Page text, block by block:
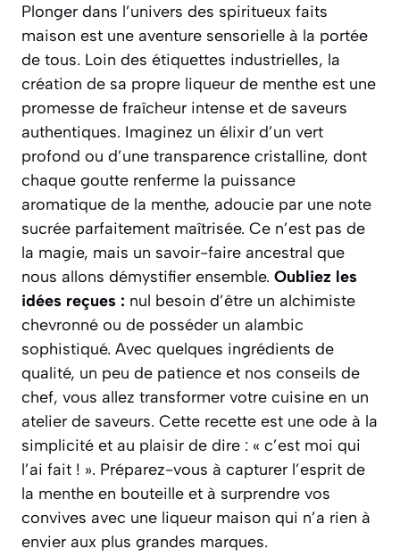
Plonger dans l’univers des spiritueux faits
maison est une aventure sensorielle à la portée
de tous. Loin des étiquettes industrielles, la
création de sa propre liqueur de menthe est une
promesse de fraîcheur intense et de saveurs
authentiques. Imaginez un élixir d’un vert
profond ou d’une transparence cristalline, dont
chaque goutte renferme la puissance
aromatique de la menthe, adoucie par une note
sucrée parfaitement maîtrisée. Ce n’est pas de
la magie, mais un savoir-faire ancestral que
nous allons démystifier ensemble. Oubliez les
idées reçues : nul besoin d’être un alchimiste
chevronné ou de posséder un alambic
sophistiqué. Avec quelques ingrédients de
qualité, un peu de patience et nos conseils de
chef, vous allez transformer votre cuisine en un
atelier de saveurs. Cette recette est une ode à la
simplicité et au plaisir de dire : « c’est moi qui
l’ai fait ! ». Préparez-vous à capturer l’esprit de
la menthe en bouteille et à surprendre vos
convives avec une liqueur maison qui n’a rien à
envier aux plus grandes marques.